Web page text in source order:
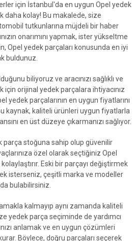
için İstanbul'da en uygun Opel yedek
daha kolay! Bu makalede, size
tutkunlarına müjdeli bir haber
onarımını yapmak, ister yükseltme
Opel yedek parçaları konusunda en iyi
buldunuz.
biliyoruz ve aracınızı sağlıklı ve
orijinal yedek parçalara ihtiyacınız
yedek parçalarının en uygun fiyatlarını
kaynak, kaliteli ürünleri uygun fiyatlarla
en üst düzeye çıkarmanızı sağlıyor.
parça stoğuna sahip olup güvenilir
özel olarak seçtiğiniz Opel
Eski bir parçayı değiştirmek
isterseniz, çeşitli marka ve modeller
bulabilirsiniz.
kalmayıp aynı zamanda kaliteli
yedek parça seçiminde de yardımcı
anlamak ve en uygun çözümleri
Böylece, doğru parçaları seçerek